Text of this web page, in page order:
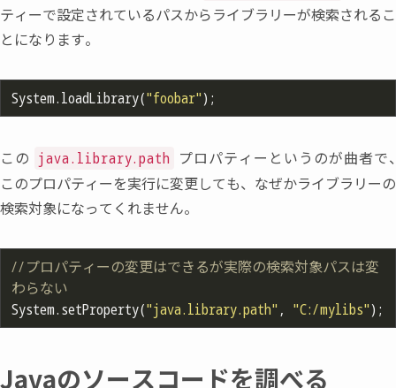
ティーで設定されているパスからライブラリーが検索されるこ
とになります。
System.loadLibrary("foobar"
この java.library.path プロパティーというのが曲者で、
このプロパティーを実行に変更しても、 なぜかライブラリーの
検索対象になってくれません。
//プロパティーの変更はできるが実際の検索対象パスは変
わらない
System.setProperty("java.library.path" , "C:/mylibs"
Javaのソースコードを調べる